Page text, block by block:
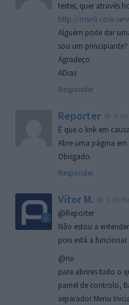
tester, quer através
http://msn8.core-
Alguém pode dar
sou um principiante?
Agradeço.
ADias
Responder
Reporter
É que o link em
Abre uma página
Obrigado.
Responder
Vítor M.
@Reporter
Não estou a
pois está a
@rui
para abrires tudo o
painel de controlo,
separador Menu